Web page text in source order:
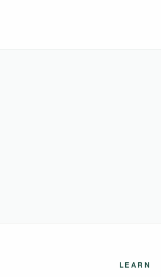
・トマトパウダー…大さじ1 ・ド・・・
LEARN